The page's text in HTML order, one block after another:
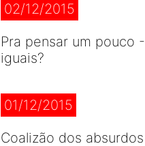
02/12/2015
Pra pensar um pouco
iguais?
01/12/2015
Coalizão dos